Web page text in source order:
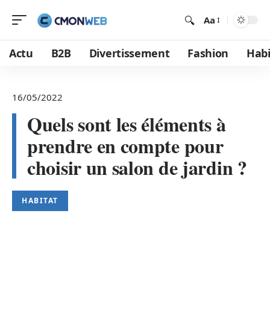
Aa
Actu B2B Divertissement Fashion
16/05/2022
Quels sont les éléments à
prendre en compte pour
choisir un salon de jardin ?
HABITAT